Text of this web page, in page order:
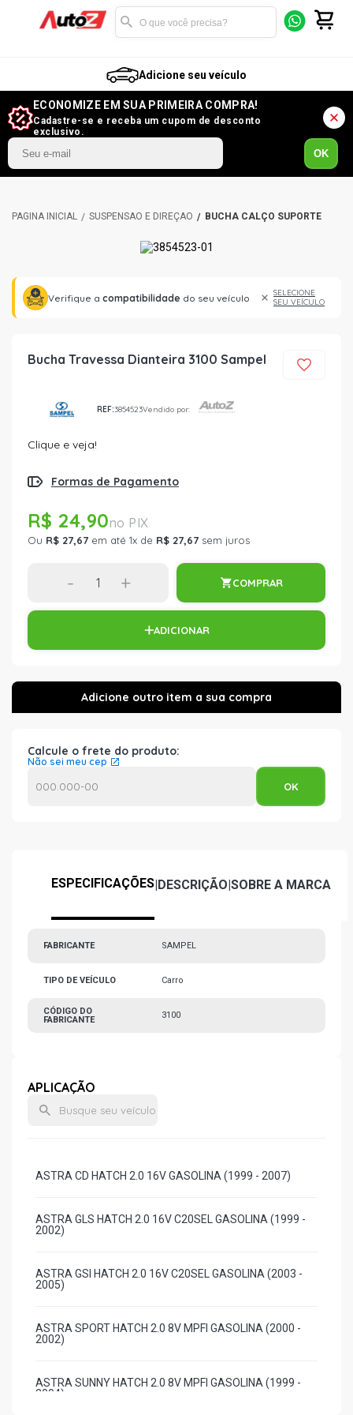
Adicione seu veículo
ECONOMIZE EM SUA PRIMEIRA COMPRA!
Cadastre-se e receba um cupom de desconto
exclusivo.
OK
SUSPENSÃO E DIREÇÃO BUCHA CALÇO SUPORTE
Verifique a compatibilidade do seu veículo
SELECIONE
SEU VEÍCULO
Bucha Travessa Dianteira 3100 Sampel
REF:3854523Vendido por:
Clique e veja!
Formas de Pagamento
R$ 24,90
Ou R$ 27,67 em até 1x de R$ 27,67 sem juros
- + COMPRAR
ADICIONAR
Calcule o frete do produto:
Não sei meu cep
ESPECIFICAÇÕES|DESCRIÇÃO|SOBRE A MARCA
FABRICANTE SAMPEL
TIPO DE VEÍCULO Carro
CÓDIGO DO
FABRICANTE
3100
APLICAÇÃO
ASTRA CD HATCH 2.0 16V GASOLINA (1999 - 2007)
ASTRA GLS HATCH 2.0 16V C20SEL GASOLINA (1999 -
2002)
ASTRA GSI HATCH 2.0 16V C20SEL GASOLINA (2003 -
2005)
ASTRA SPORT HATCH 2.0 8V MPFI GASOLINA (2000 -
2002)
ASTRA SUNNY HATCH 2.0 8V MPFI GASOLINA (1999 -
2004)